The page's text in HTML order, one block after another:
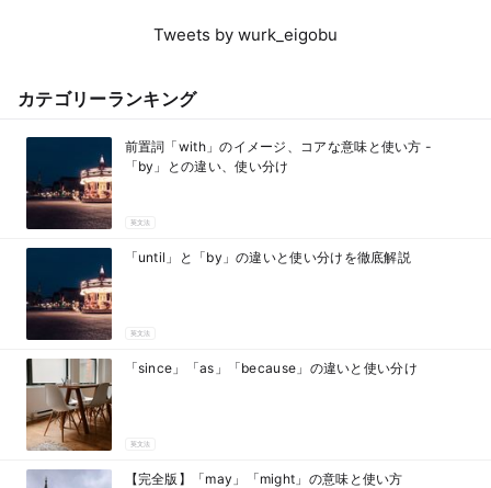
Tweets by wurk_eigobu
カテゴリーランキング
前置詞「with」のイメージ、コアな意味と使い方 -
「by」との違い、使い分け
英文法
「until」と「by」の違いと使い分けを徹底解説
英文法
「since」「as」「because」の違いと使い分け
英文法
【完全版】「may」「might」の意味と使い方